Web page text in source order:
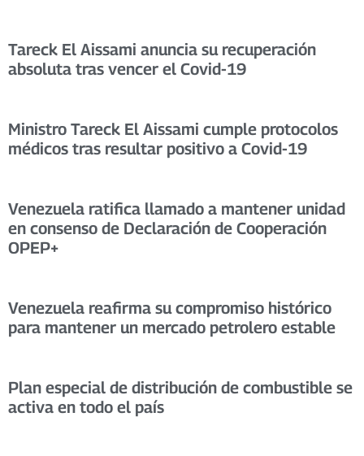
Tareck El Aissami anuncia su recuperación
absoluta tras vencer el Covid-19
Ministro Tareck El Aissami cumple protocolos
médicos tras resultar positivo a Covid-19
Venezuela ratifica llamado a mantener unidad
en consenso de Declaración de Cooperación
OPEP+
Venezuela reafirma su compromiso histórico
para mantener un mercado petrolero estable
Plan especial de distribución de combustible se
activa en todo el país